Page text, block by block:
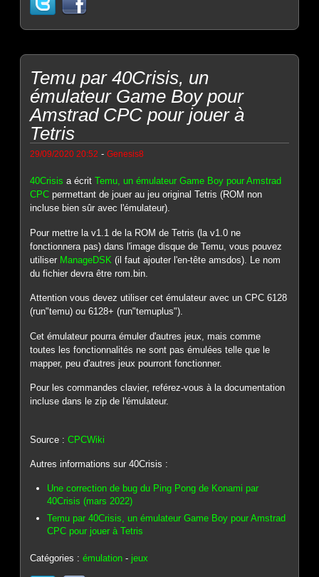
Temu par 40Crisis, un
émulateur Game Boy pour
Amstrad CPC pour jouer à
Tetris
29/09/2020 20:52 -Genesis8
40Crisis a écritTemu, un émulateur Game Boy pour Amstrad
CPC permettant de jouer au jeu original Tetris (ROM non
incluse bien sûr avec l'émulateur).
Pour mettre la v1.1 de la ROM de Tetris (la v1.0 ne
fonctionnera pas) dans l'image disque de Temu, vous pouvez
utiliser ManageDSK (il faut ajouter l'en-tête amsdos). Le nom
du fichier devra être rom.bin.
Attention vous devez utiliser cet émulateur avec un CPC 6128
(run"temu) ou 6128+ (run"temuplus").
Cet émulateur pourra émuler d'autres jeux, mais comme
toutes les fonctionnalités ne sont pas émulées telle que le
mapper, peu d'autres jeux pourront fonctionner.
Pour les commandes clavier, reférez-vous à la documentation
incluse dans le zip de l'émulateur.
Source :CPCWiki
Autres informations sur 40Crisis :
Une correction de bug du Ping Pong de Konami par
40Crisis (mars 2022)
Temu par 40Crisis, un émulateur Game Boy pour Amstrad
CPC pour jouer à Tetris
Catégories :émulation -jeux